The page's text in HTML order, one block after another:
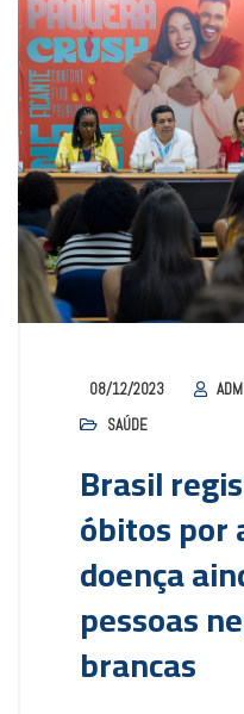
08/12/2023
SAÚDE
Brasil
óbitos por
doença
pessoas
brancas